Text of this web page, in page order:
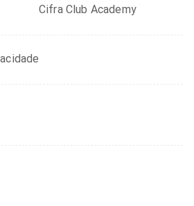
Cifra Club Academy